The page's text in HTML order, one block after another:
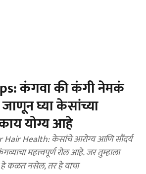
कंगवा की कंगी नेमकं
घ्या केसांच्या
योग्य आहे
Health: केसांचे आरोग्य आणि सौंदर्य
महत्त्वपूर्ण रोल आहे. जर तुम्हाला
हे कळत नसेल, तर हे वाचा